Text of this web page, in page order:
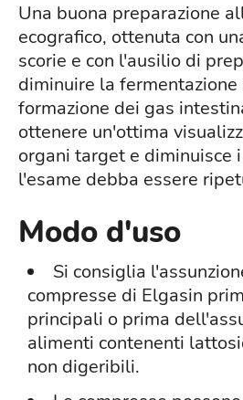
Una buona preparazione
ecografico, ottenuta con
scorie e con l'ausilio di
diminuire la fermentazione
formazione dei gas
ottenere un'ottima
organi target e diminuisce
l'esame debba essere
Modo d'uso
Si consiglia
compresse di Elgasin
principali o prima
alimenti contenenti
non digeribili.